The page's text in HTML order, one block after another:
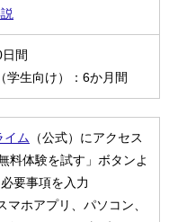
間
学生向け）：6か月間
イム （公式）にアクセス
料体験を試す」ボタンよ
要事項を入力
マホアプリ、パソコン、